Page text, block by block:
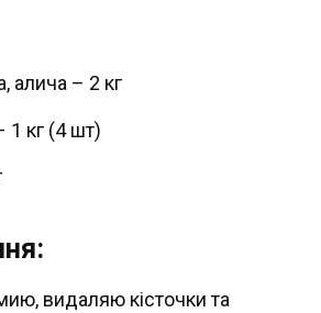
алича – 2 кг
1 кг (4 шт)
видаляю кісточки та